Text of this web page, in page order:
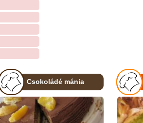
Csokoládé mánia